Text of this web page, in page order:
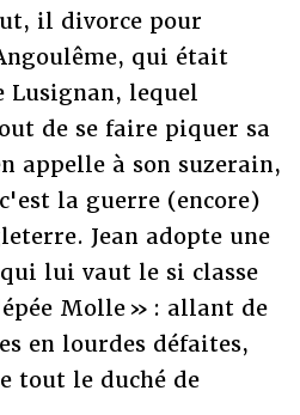
il divorce pour
qui était
Lusignan, lequel
de se faire piquer sa
appelle à son suzerain,
la guerre (encore)
Jean adopte une
lui vaut le si classe
Molle » : allant de
en lourdes défaites,
tout le duché de